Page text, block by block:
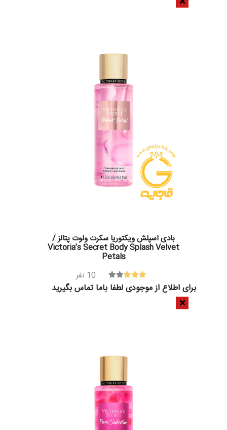
بادی اسپلش ویکتوریا سکرت ولوت پتالز /
Victoria’s Secret Body Splash Velvet
Petals
10 نفر
برای اطلاع از موجودی لطفا باما تماس بگیرید